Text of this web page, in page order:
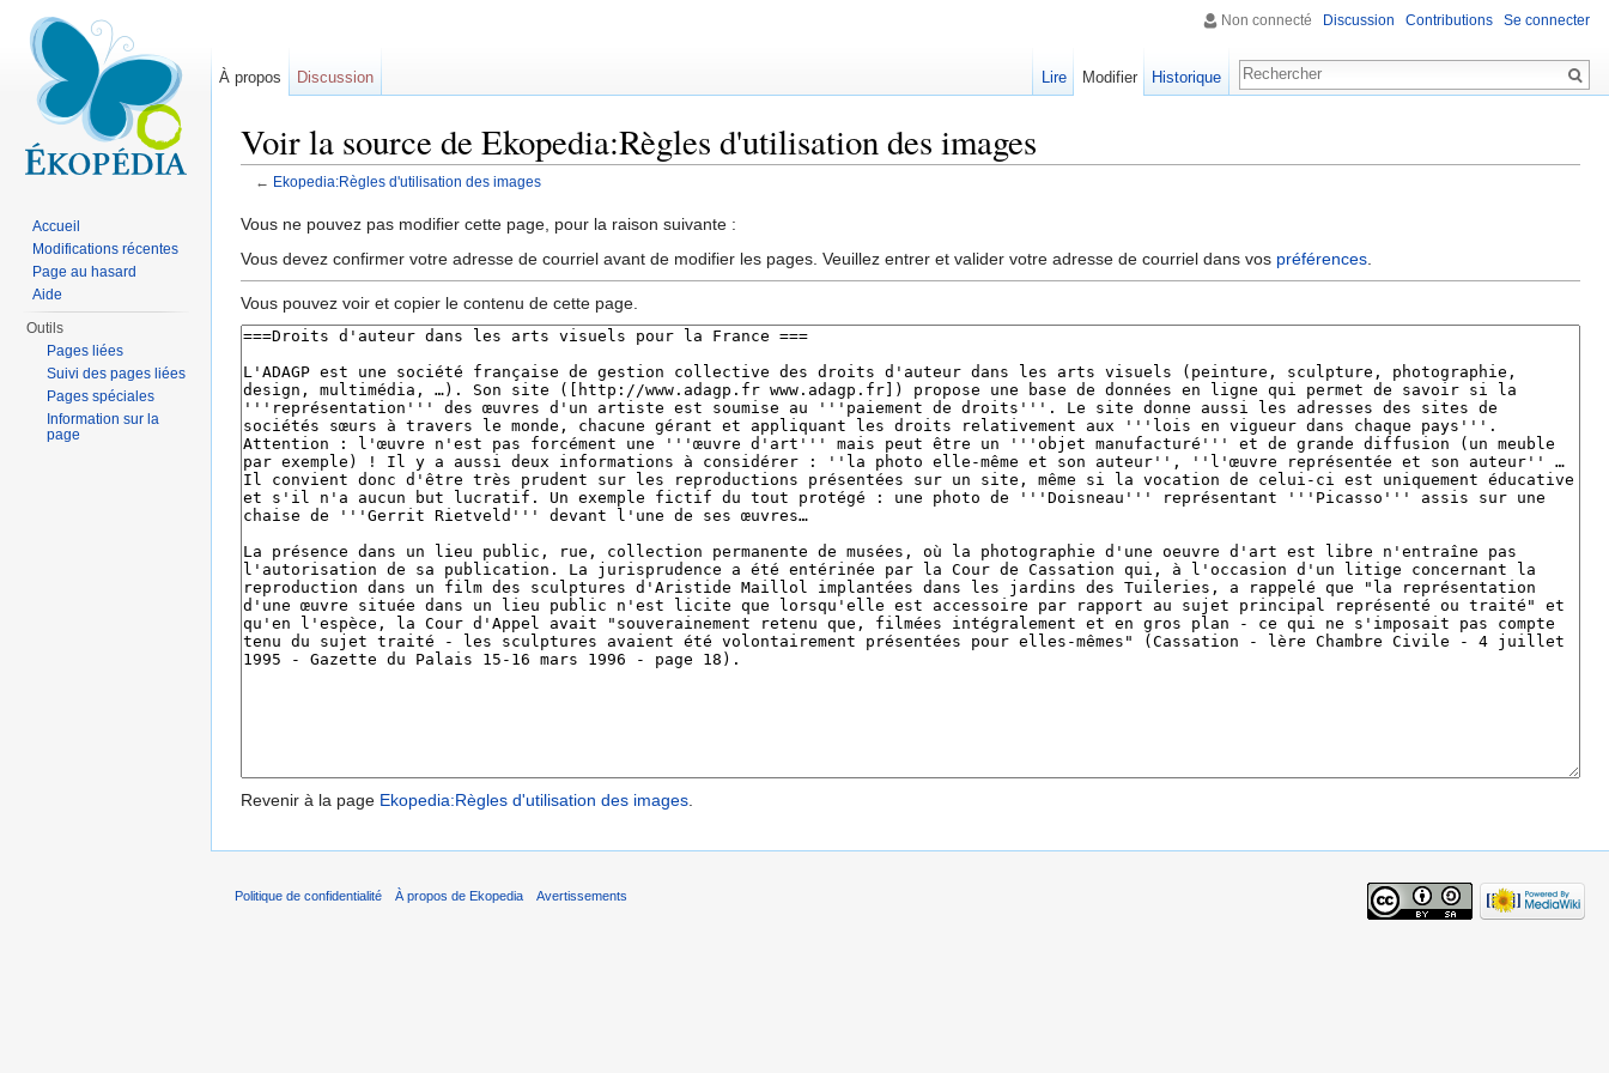
Voir la source de Ekopedia:Règles d'utilisation des images
← Ekopedia:Règles d'utilisation des images
Vous ne pouvez pas modifier cette page, pour la raison suivante :
Vous devez confirmer votre adresse de courriel avant de modifier les pages. Veuillez entrer et valider votre adresse de courriel dans vos préférences
Vous pouvez voir et copier le contenu de cette page.
Revenir à la page Ekopedia:Règles d'utilisation des images.
Non connecté Discussion Contributions Se connecter
À propos Discussion Lire Modifier Historique
Accueil
Modifications récentes
Page au hasard
Aide
Outils
Pages liées
Suivi des pages liées
Pages spéciales
Information sur la
page
Politique de confidentialité À propos de Ekopedia Avertissements